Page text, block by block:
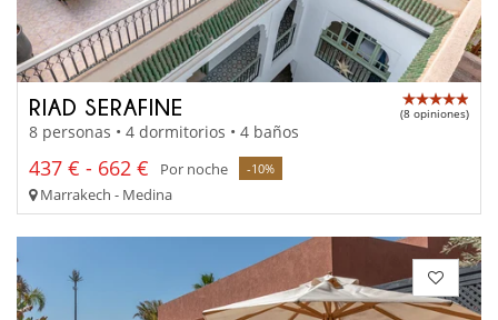
RIAD SERAFINE (8 opiniones)
8 personas • 4 dormitorios • 4 baños
437 € - 662 € Por noche -10%
Marrakech - Medina